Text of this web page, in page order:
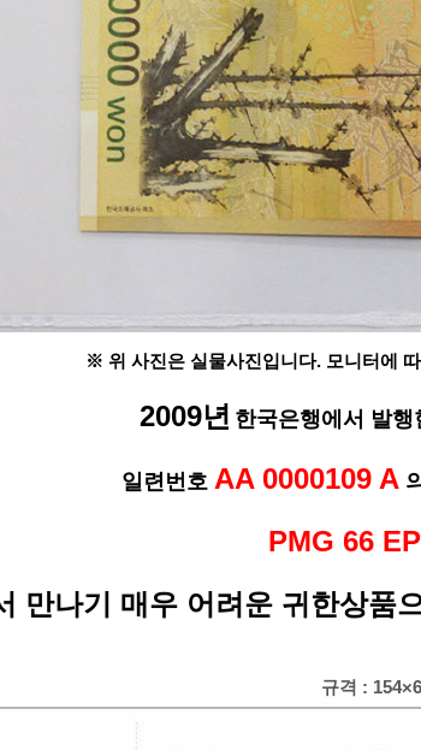
※ 위 사진은 실물사진입니다. 모니터에
2009년 한국은행에서 발행
일련번호 AA 0000109 A 의
PMG 66
만나기 매우 어려운 귀한상품
규격 :